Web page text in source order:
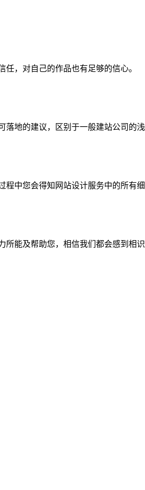
，对自己的作品也有足够的信心。
落地的建议，区别于一般建站公司的
程中您会得知网站设计服务中的所有
所能及帮助您，相信我们都会感到相